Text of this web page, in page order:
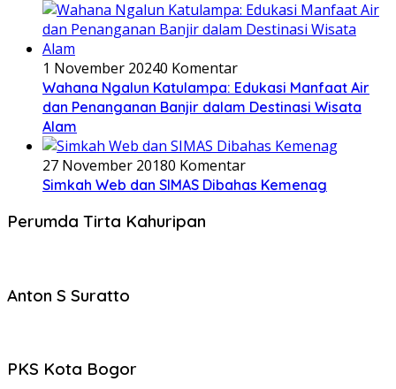
1 November 20240 Komentar
Wahana Ngalun Katulampa: Edukasi Manfaat Air
dan Penanganan Banjir dalam Destinasi Wisata
Alam
27 November 20180 Komentar
Simkah Web dan SIMAS Dibahas Kemenag
Perumda Tirta Kahuripan
Anton S Suratto
PKS Kota Bogor